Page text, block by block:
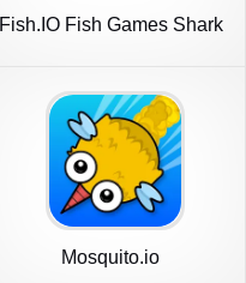
Fish.IO Fish Games Shark
Mosquito.io